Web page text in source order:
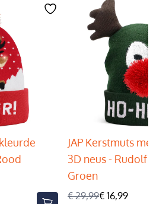
JAP Kerstmuts
3D neus - Rudolf
Groen
€ 29,99€ 16,99